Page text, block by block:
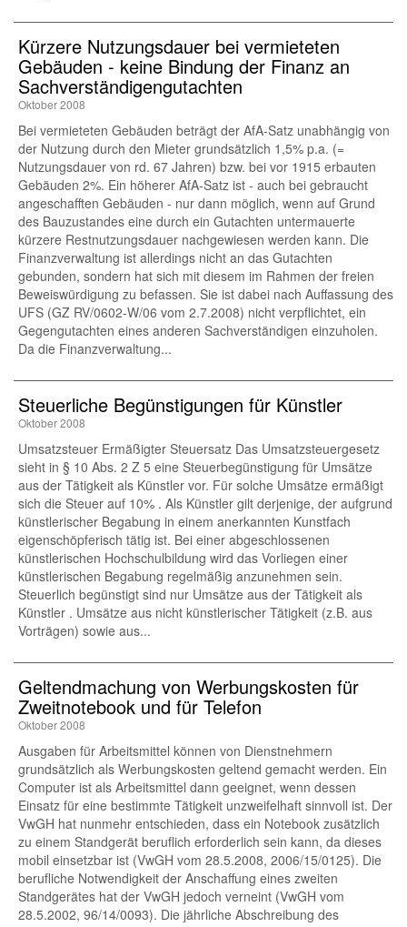
Kürzere Nutzungsdauer bei vermieteten
Gebäuden - keine Bindung der Finanz an
Sachverständigengutachten
Oktober 2008
Bei vermieteten Gebäuden beträgt der AfA-Satz unabhängig von
der Nutzung durch den Mieter grundsätzlich 1,5% p.a. (=
Nutzungsdauer von rd. 67 Jahren) bzw. bei vor 1915 erbauten
Gebäuden 2%. Ein höherer AfA-Satz ist - auch bei gebraucht
angeschafften Gebäuden - nur dann möglich, wenn auf Grund
des Bauzustandes eine durch ein Gutachten untermauerte
kürzere Restnutzungsdauer nachgewiesen werden kann. Die
Finanzverwaltung ist allerdings nicht an das Gutachten
gebunden, sondern hat sich mit diesem im Rahmen der freien
Beweiswürdigung zu befassen. Sie ist dabei nach Auffassung des
UFS (GZ RV/0602-W/06 vom 2.7.2008) nicht verpflichtet, ein
Gegengutachten eines anderen Sachverständigen einzuholen.
Da die Finanzverwaltung...
Steuerliche Begünstigungen für Künstler
Oktober 2008
Umsatzsteuer Ermäßigter Steuersatz Das Umsatzsteuergesetz
sieht in § 10 Abs. 2 Z 5 eine Steuerbegünstigung für Umsätze
aus der Tätigkeit als Künstler vor. Für solche Umsätze ermäßigt
sich die Steuer auf 10% . Als Künstler gilt derjenige, der aufgrund
künstlerischer Begabung in einem anerkannten Kunstfach
eigenschöpferisch tätig ist. Bei einer abgeschlossenen
künstlerischen Hochschulbildung wird das Vorliegen einer
künstlerischen Begabung regelmäßig anzunehmen sein.
Steuerlich begünstigt sind nur Umsätze aus der Tätigkeit als
Künstler . Umsätze aus nicht künstlerischer Tätigkeit (z.B. aus
Vorträgen) sowie aus...
Geltendmachung von Werbungskosten für
Zweitnotebook und für Telefon
Oktober 2008
Ausgaben für Arbeitsmittel können von Dienstnehmern
grundsätzlich als Werbungskosten geltend gemacht werden. Ein
Computer ist als Arbeitsmittel dann geeignet, wenn dessen
Einsatz für eine bestimmte Tätigkeit unzweifelhaft sinnvoll ist. Der
VwGH hat nunmehr entschieden, dass ein Notebook zusätzlich
zu einem Standgerät beruflich erforderlich sein kann, da dieses
mobil einsetzbar ist (VwGH vom 28.5.2008, 2006/15/0125). Die
berufliche Notwendigkeit der Anschaffung eines zweiten
Standgerätes hat der VwGH jedoch verneint (VwGH vom
28.5.2002, 96/14/0093). Die jährliche Abschreibung des